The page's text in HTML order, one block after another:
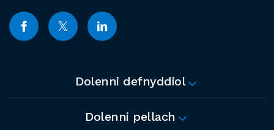
Dolenni defnyddiol
Dolenni pellach